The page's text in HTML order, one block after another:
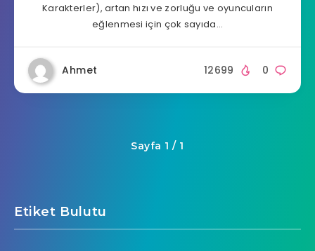
Karakterler), artan hızı ve zorluğu ve oyuncuların
eğlenmesi için çok sayıda…
Ahmet 0
12699
Sayfa 1 / 1
Etiket Bulutu